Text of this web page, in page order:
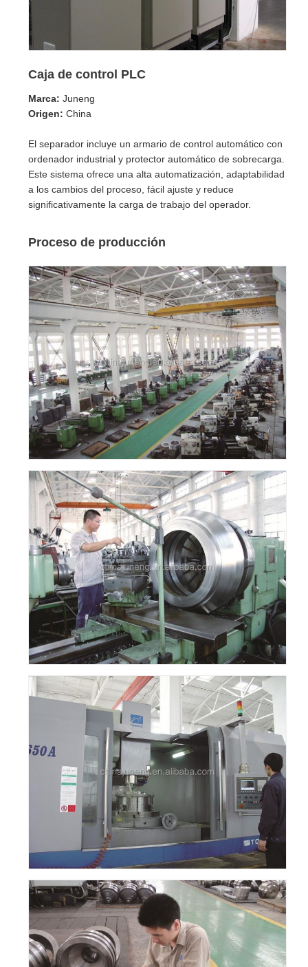
Caja de control PLC
Marca: Juneng
Origen: China
El separador incluye un armario de control automático con
ordenador industrial y protector automático de sobrecarga.
Este sistema ofrece una alta automatización, adaptabilidad
a los cambios del proceso, fácil ajuste y reduce
significativamente la carga de trabajo del operador.
Proceso de producción